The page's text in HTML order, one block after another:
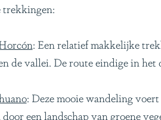
trekkingen:
: Een relatief makkelijke
de vallei. De route eindige in
: Deze mooie wandeling
een landschap van groene